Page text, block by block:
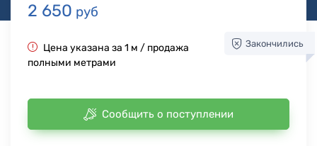
2 650 руб
Закончились
Цена указана за 1 м / продажа
полными метрами
Сообщить о поступлении